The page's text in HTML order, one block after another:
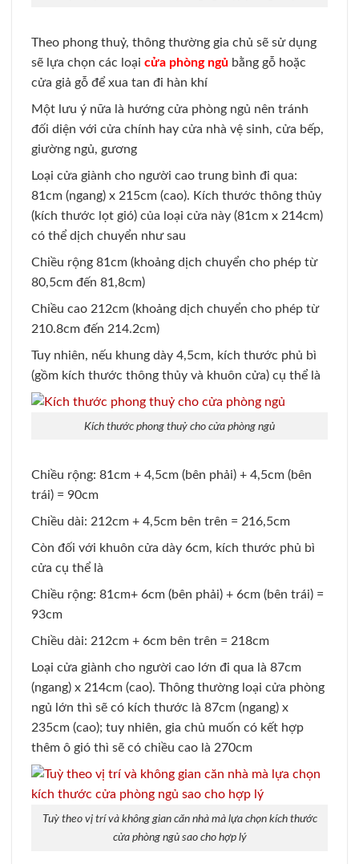
Theo phong thuỷ, thông thường gia chủ sẽ sử dụng
sẽ lựa chọn các loại cửa phòng ngủ bằng gỗ hoặc
cửa giả gỗ để xua tan đi hàn khí
Một lưu ý nữa là hướng cửa phòng ngủ nên tránh
đối diện với cửa chính hay cửa nhà vệ sinh, cửa bếp,
giường ngủ, gương
Loại cửa giành cho người cao trung bình đi qua:
81cm (ngang) x 215cm (cao). Kích thước thông thủy
(kích thước lọt gió) của loại cửa này (81cm x 214cm)
có thể dịch chuyển như sau
Chiều rộng 81cm (khoảng dịch chuyển cho phép từ
80,5cm đến 81,8cm)
Chiều cao 212cm (khoảng dịch chuyển cho phép từ
210.8cm đến 214.2cm)
Tuy nhiên, nếu khung dày 4,5cm, kích thước phủ bì
(gồm kích thước thông thủy và khuôn cửa) cụ thể là
Kích thước phong thuỷ cho cửa phòng ngủ
Chiều rộng: 81cm + 4,5cm (bên phải) + 4,5cm (bên
trái) = 90cm
Chiều dài: 212cm + 4,5cm bên trên = 216,5cm
Còn đối với khuôn cửa dày 6cm, kích thước phủ bì
cửa cụ thể là
Chiều rộng: 81cm+ 6cm (bên phải) + 6cm (bên trái) =
93cm
Chiều dài: 212cm + 6cm bên trên = 218cm
Loại cửa giành cho người cao lớn đi qua là 87cm
(ngang) x 214cm (cao). Thông thường loại cửa phòng
ngủ lớn thì sẽ có kích thước là 87cm (ngang) x
235cm (cao); tuy nhiên, gia chủ muốn có kết hợp
thêm ô gió thì sẽ có chiều cao là 270cm
Tuỳ theo vị trí và không gian căn nhà mà lựa chọn kích thước
cửa phòng ngủ sao cho hợp lý